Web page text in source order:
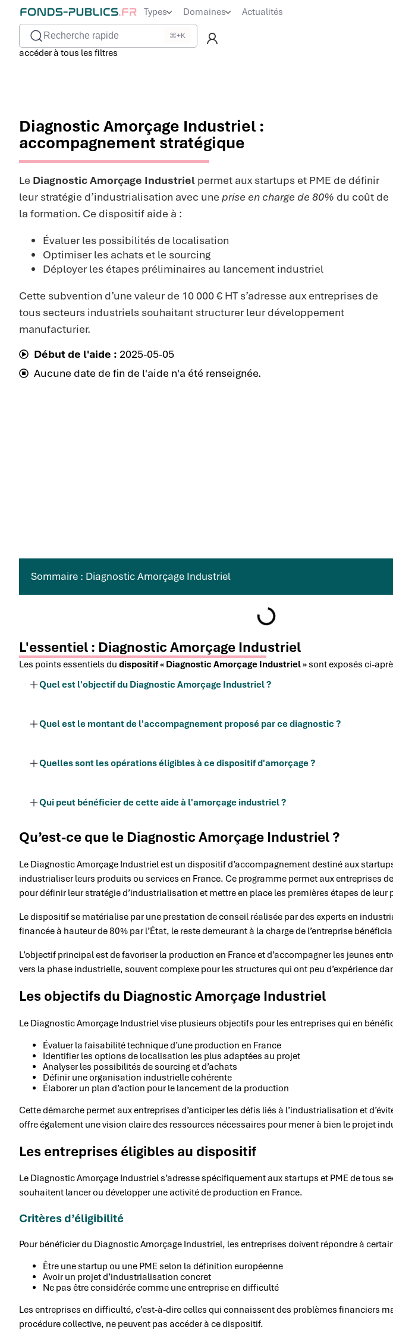
Types Domaines Actualités
Recherche rapide ⌘+K
accéder à tous les filtres
Diagnostic Amorçage Industriel :
accompagnement stratégique
Le Diagnostic Amorçage Industriel permet aux startups et PME de définir
leur stratégie d’industrialisation avec une prise en charge de 80% du coût de
la formation. Ce dispositif aide à :
Évaluer les possibilités de localisation
Optimiser les achats et le sourcing
Déployer les étapes préliminaires au lancement industriel
Cette subvention d’une valeur de 10 000 € HT s’adresse aux entreprises de
tous secteurs industriels souhaitant structurer leur développement
manufacturier.
Début de l'aide : 2025-05-05
Aucune date de fin de l'aide n'a été renseignée.
Sommaire : Diagnostic Amorçage Industriel
L'essentiel : Diagnostic Amorçage Industriel
Les points essentiels du dispositif « Diagnostic Amorçage Industriel » sont exposés ci-
Quel est l'objectif du Diagnostic Amorçage Industriel ?
Quel est le montant de l'accompagnement proposé par ce diagnostic ?
Quelles sont les opérations éligibles à ce dispositif d'amorçage ?
Qui peut bénéficier de cette aide à l'amorçage industriel ?
Qu’est-ce que le Diagnostic Amorçage Industriel ?
Le Diagnostic Amorçage Industriel est un dispositif d’accompagnement destiné aux
industrialiser leurs produits ou services en France. Ce programme permet aux entreprises
pour définir leur stratégie d’industrialisation et mettre en place les premières étapes de leur
Le dispositif se matérialise par une prestation de conseil réalisée par des experts en
financée à hauteur de 80% par l’État, le reste demeurant à la charge de l’entreprise
L’objectif principal est de favoriser la production en France et d’accompagner les jeunes
vers la phase industrielle, souvent complexe pour les structures qui ont peu d’expérience
Les objectifs du Diagnostic Amorçage Industriel
Le Diagnostic Amorçage Industriel vise plusieurs objectifs pour les entreprises qui en
Évaluer la faisabilité technique d’une production en France
Identifier les options de localisation les plus adaptées au projet
Analyser les possibilités de sourcing et d’achats
Définir une organisation industrielle cohérente
Élaborer un plan d’action pour le lancement de la production
Cette démarche permet aux entreprises d’anticiper les défis liés à l’industrialisation et
offre également une vision claire des ressources nécessaires pour mener à bien le projet
Les entreprises éligibles au dispositif
Le Diagnostic Amorçage Industriel s’adresse spécifiquement aux startups et PME de tous
souhaitent lancer ou développer une activité de production en France.
Critères d’éligibilité
Pour bénéficier du Diagnostic Amorçage Industriel, les entreprises doivent répondre à
Être une startup ou une PME selon la définition européenne
Avoir un projet d’industrialisation concret
Ne pas être considérée comme une entreprise en difficulté
Les entreprises en difficulté, c’est-à-dire celles qui connaissent des problèmes financiers
procédure collective, ne peuvent pas accéder à ce dispositif.